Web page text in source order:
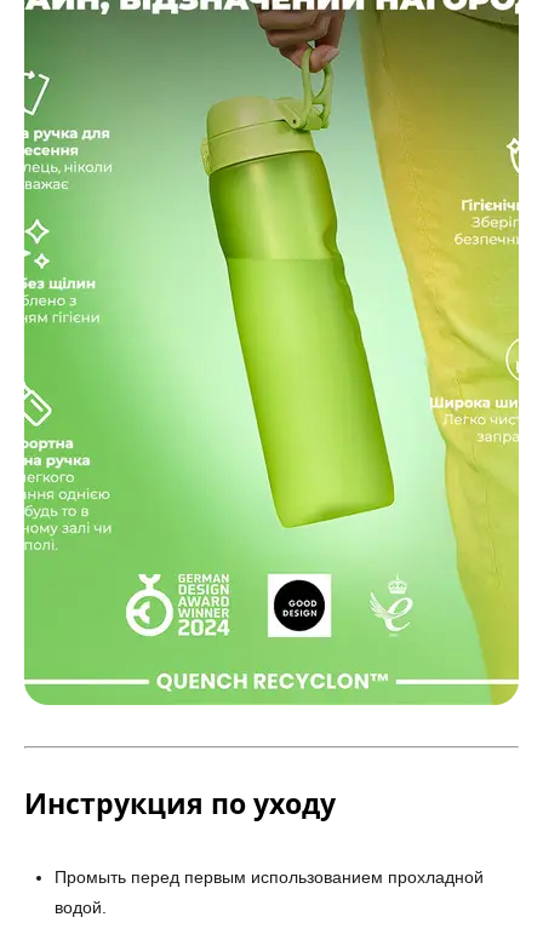
Инструкция по уходу
Промыть перед первым использованием прохладной
водой.